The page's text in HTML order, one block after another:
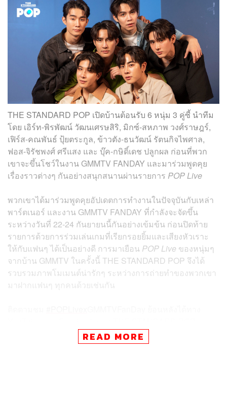
THE STANDARD POP เปิดบ้านต้อนรับ 6 หนุ่ม 3 คู่ซี้ นำทีม
โดย เอิร์ท-พิรพัฒน์ วัฒนเศรษสิริ, มิกซ์-สหภาพ วงศ์ราษฎร์,
เฟิร์ส-คณพันธ์ ปุ้ยตระกูล, ข้าวตัง-ธนวัฒน์ รัตนกิจไพศาล,
ฟอส-จิรัชพงศ์ ศรีแสง และ บุ๊ค-กษิดิ์เดช ปลูกผล ก่อนที่พวก
เขาจะขึ้นโชว์ในงาน GMMTV FANDAY และมาร่วมพูดคุย
เรื่องราวต่างๆ กันอย่างสนุกสนานผ่านรายการ POP Live
พวกเขาได้มาร่วมพูดคุยอัปเดตการทำงานในปัจจุบันกับเหล่า
พาร์ตเนอร์ และงาน GMMTV FANDAY ที่กำลังจะจัดขึ้น
ระหว่างวันที่ 22-24 กันยายนนี้กันอย่างเข้มข้น ก่อนปิดท้าย
รายการด้วยการร่วมเล่นเกมที่เรียกรอยยิ้มและเสียงหัวเราะ
ให้กับแฟนๆ ได้เป็นอย่างดี การมาเยือน POP Live ของหนุ่มๆ
จากบ้าน GMMTV ในครั้งนี้ THE STANDARD POP จึงได้
รวบรวมภาพโมเมนต์น่ารักๆ ระหว่างการถ่ายทำของพวกเขา
มาฝากแฟนๆ ทุกคนด้วยเช่นกัน
สามารถคลิกที่ลิงก์ด้านล่างนี้ และกด Subscribe เพื่อไม่ให้
พลาดคอนเทนต์ดีๆ จาก THE STANDARD POP:
READ MORE